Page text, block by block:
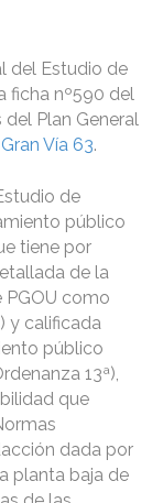
del Estudio de
ficha nº590 del
Plan General
Gran Vía 63.
de
público
tiene por
de la
PGOU como
y calificada
público
13ª),
que
dada por
planta baja de